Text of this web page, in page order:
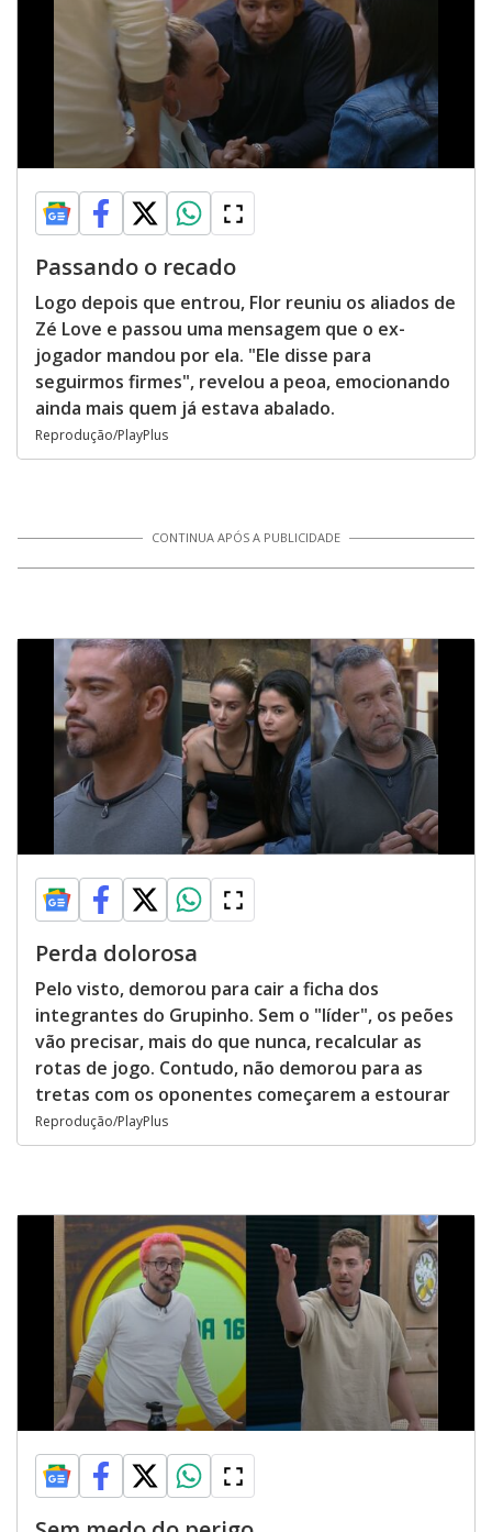
Passando o recado
Logo depois que entrou, Flor reuniu os aliados de
Zé Love e passou uma mensagem que o ex-
jogador mandou por ela. "Ele disse para
seguirmos firmes", revelou a peoa, emocionando
ainda mais quem já estava abalado.
Reprodução/PlayPlus
CONTINUA APÓS A PUBLICIDADE
Perda dolorosa
Pelo visto, demorou para cair a ficha dos
integrantes do Grupinho. Sem o "líder", os peões
vão precisar, mais do que nunca, recalcular as
rotas de jogo. Contudo, não demorou para as
tretas com os oponentes começarem a estourar
Reprodução/PlayPlus